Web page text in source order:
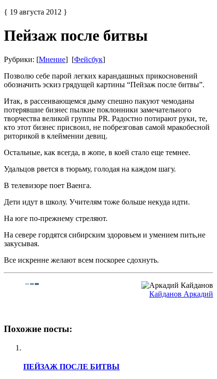
{ 19 августа 2012 }
Пейзаж после битвы
Рубрики: [Мнение] [Фейсбук]
Позволю себе парой легких карандашных прикосновений
обозначить эскиз грядущей картины “Пейзаж после битвы”.
Итак, в рассеивающемся дыму спешно пакуют чемоданы
потерявшие бизнес пылкие поклонники замечательного
творчества великой группы PR. Радостно потирают руки, те,
кто этот бизнес присвоил, не побрезговав самой мракобесной
риторикой в клеймении девиц.
Остальные, как всегда, в жопе, в коей стало еще темнее.
Удальцов рвется в тюрьму, голодая на каждом шагу.
В телевизоре поет Ваенга.
Дети идут в школу. Учителям тоже больше некуда идти.
На юге по-прежнему стреляют.
На севере гордятся сибирским здоровьем и умением пить,не
закусывая.
Все искренне желают всем поскорее сдохнуть.
Кайданов Аркадий
Похожие посты:
ПЕЙЗАЖ ПОСЛЕ БИТВЫ